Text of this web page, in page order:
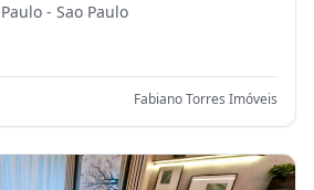
- Sao Paulo
Fabiano Torres Imóveis